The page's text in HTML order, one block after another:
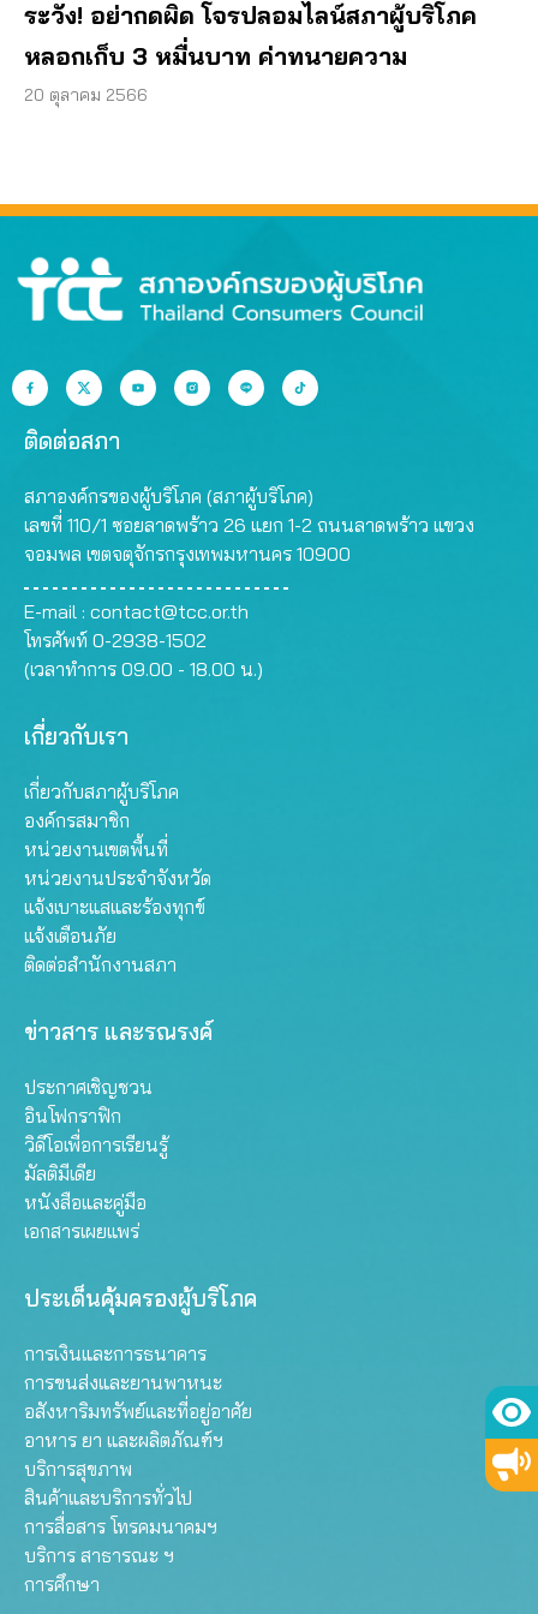
ระวัง! อย่ากดผิด โจรปลอมไลน์สภาผู้บริโภค
หลอกเก็บ 3 หมื่นบาท ค่าทนายความ
20 ตุลาคม 2566
ติดต่อสภา
สภาองค์กรของผู้บริโภค (สภาผู้บริโภค)
เลขที่ 110/1 ซอยลาดพร้าว 26 แยก 1-2 ถนนลาดพร้าว แขวง
จอมพล เขตจตุจักรกรุงเทพมหานคร 10900
E-mail : contact@tcc.or.th
โทรศัพท์ 0-2938-1502
(เวลาทำการ 09.00 - 18.00 น.)
เกี่ยวกับเรา
เกี่ยวกับสภาผู้บริโภค
องค์กรสมาชิก
หน่วยงานเขตพื้นที่
หน่วยงานประจำจังหวัด
แจ้งเบาะแสและร้องทุกข์
แจ้งเตือนภัย
ติดต่อสำนักงานสภา
ข่าวสาร และรณรงค์
ประกาศเชิญชวน
อินโฟกราฟิก
วิดีโอเพื่อการเรียนรู้
มัลติมีเดีย
หนังสือและคู่มือ
เอกสารเผยแพร่
ประเด็นคุ้มครองผู้บริโภค
การเงินและการธนาคาร
การขนส่งและยานพาหนะ
อสังหาริมทรัพย์และที่อยู่อาศัย
อาหาร ยา และผลิตภัณฑ์ฯ
บริการสุขภาพ
สินค้าและบริการทั่วไป
การสื่อสาร โทรคมนาคมฯ
บริการ สาธารณะ ฯ
การศึกษา